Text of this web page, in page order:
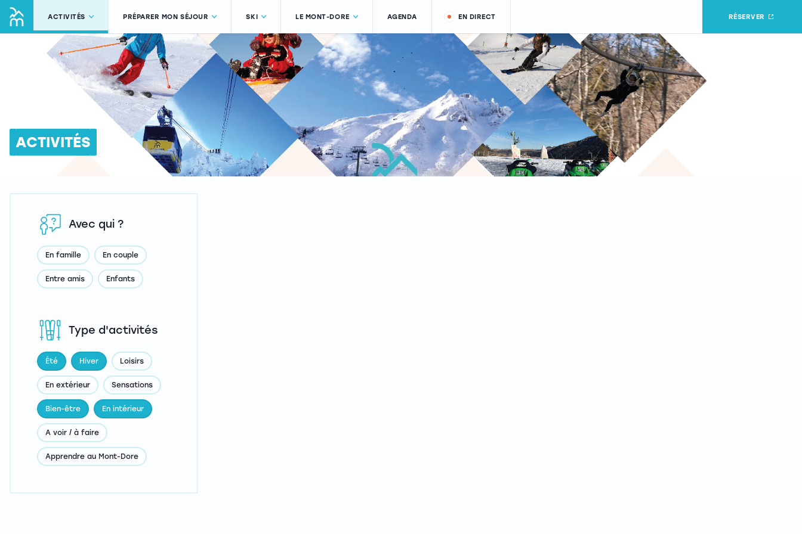
ACTIVITÉS PRÉPARER MON SÉJOUR SKI LE MONT-DORE AGENDA EN DIRECT RÉSERVER
ACTIVITÉS
Type d'activités
Été Hiver Loisirs
En extérieur Sensations
Bien-être En intérieur
A voir / à faire
Apprendre au Mont-Dore
Avec qui ?
En famille En couple
Entre amis Enfants